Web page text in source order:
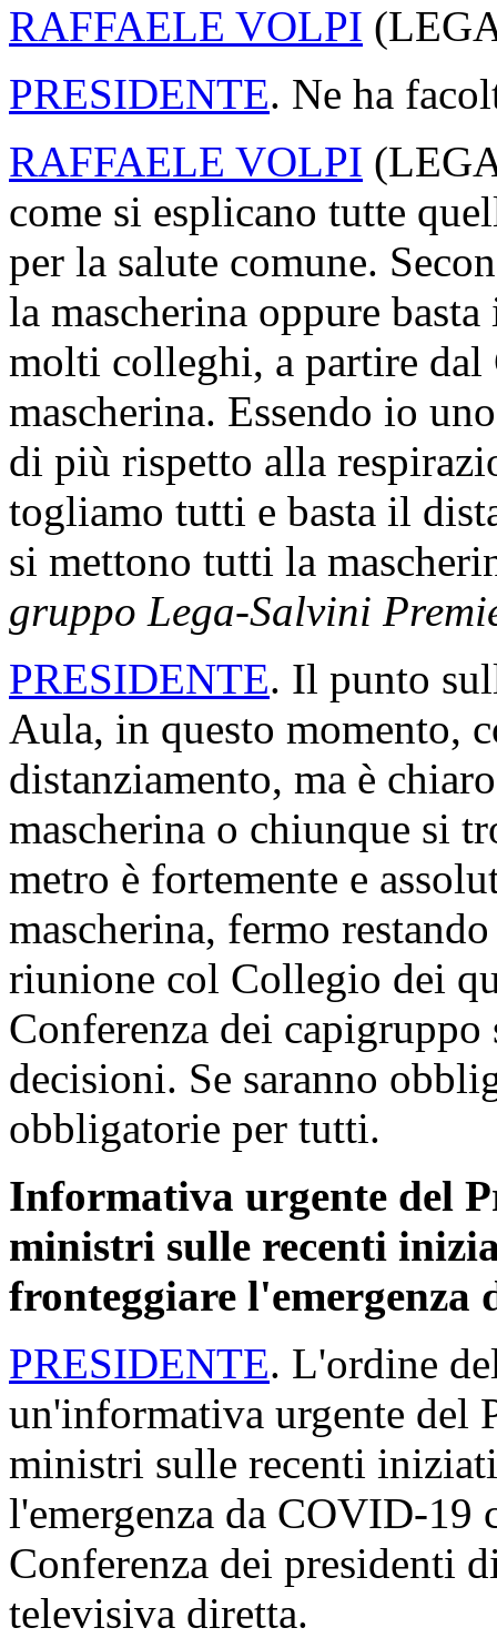
RAFFAELE VOLPI (
PRESIDENTE. Ne ha
RAFFAELE VOLPI (
come si esplicano tutte
per la salute comune.
la mascherina oppure
molti colleghi, a partire dal
mascherina. Essendo io
di più rispetto alla
togliamo tutti e basta il
si mettono tutti la
gruppo Lega-Salvini
PRESIDENTE. Il punto
Aula, in questo momento,
distanziamento, ma è
mascherina o chiunque si
metro è fortemente e
mascherina, fermo
riunione col Collegio dei
Conferenza dei capigruppo
decisioni. Se saranno
obbligatorie per tutti.
Informativa urgente del
ministri sulle recenti
fronteggiare l'emergenza
PRESIDENTE. L'ordine
un'informativa urgente del
ministri sulle recenti
l'emergenza da COVID-19
Conferenza dei presidenti
televisiva diretta.